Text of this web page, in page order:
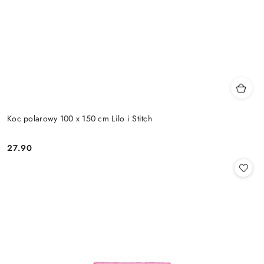
Koc polarowy 100 x 150 cm Lilo i Stitch
Cena:
27.90